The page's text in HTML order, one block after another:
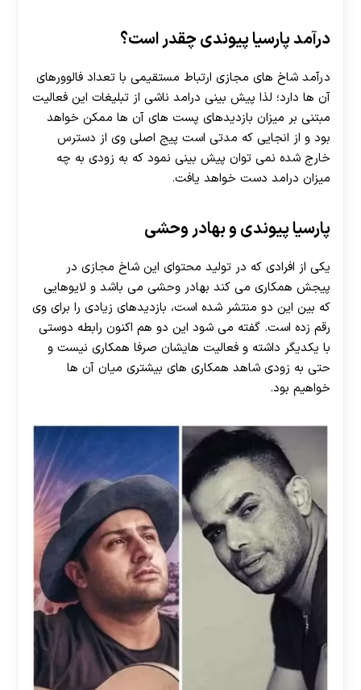
درآمد پارسیا پیوندی چقدر است؟
درآمد شاخ های مجازی ارتباط مستقیمی با تعداد فالوورهای
آن ها دارد؛ لذا پیش بینی درامد ناشی از تبلیغات این فعالیت
مبتنی بر میزان بازدیدهای پست های آن ها ممکن خواهد
بود و از انجایی که مدتی است پیج اصلی وی از دسترس
خارج شده نمی توان پیش بینی نمود که به زودی به چه
میزان درامد دست خواهد یافت.
پارسیا پیوندی و بهادر وحشی
یکی از افرادی که در تولید محتوای این شاخ مجازی در
پیجش همکاری می کند بهادر وحشی می باشد و لایوهایی
که بین این دو منتشر شده است، بازدیدهای زیادی را برای وی
رقم زده است. گفته می شود این دو هم اکنون رابطه دوستی
با یکدیگر داشته و فعالیت هایشان صرفا همکاری نیست و
حتی به زودی شاهد همکاری های بیشتری میان آن ها
خواهیم بود.